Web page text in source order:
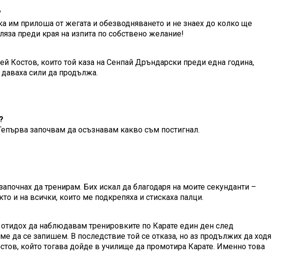
им прилоша от жегата и обезводняването и не знаех до колко ще
преди края на изпита по собствено желание!
Костов, които той каза на Сенпай Дръндарски преди една година,
сили да продължа.
започвам да осъзнавам какво съм постигнал.
да тренирам. Бих искал да благодаря на моите секунданти –
и на всички, които ме подкрепяха и стискаха палци.
да наблюдавам тренировките по Карате един ден след
да се запишем. В последствие той се отказа, но аз продължих да ходя
който тогава дойде в училище да промотира Карате. Именно това